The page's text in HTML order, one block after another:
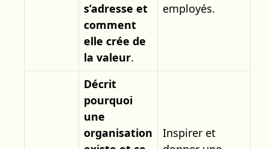
s’adresse et
comment
elle crée de
la valeur.
employés.
Décrit
pourquoi
une
organisation
Inspirer et